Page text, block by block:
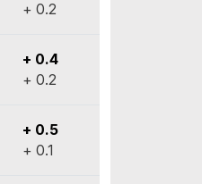
+ 0.2
+ 0.4
+ 0.2
+ 0.5
+ 0.1